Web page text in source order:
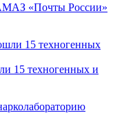
«Почты России»
15 техногенных и